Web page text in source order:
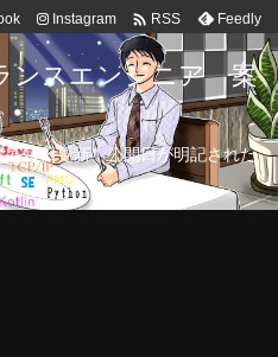
Instagram  RSS Feedly
ンスエンジニア 案
毎日更新！公開日が明記された